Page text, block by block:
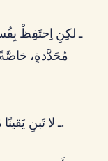
ـ لكِنِ اِحتَفِظْ
مُحَدَّدةٍ،
ـ لا تَبنِ يَقينًا مُطلَقًا حَولَ ما حَدَثَ فيهِ دونَ دَليلٍ كافٍ.